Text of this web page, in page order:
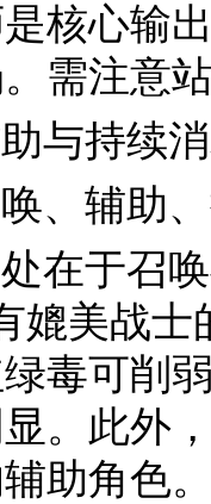
核心输
需注意
与持续
、辅助
在于召
媲美战士
毒可削
。此外
助角色